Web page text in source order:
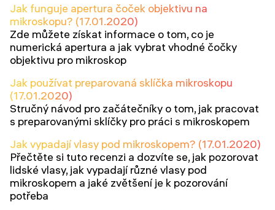
Jak funguje apertura čoček objektivu na
mikroskopu? (17.01.2020)
Zde můžete získat informace o tom, co je
numerická apertura a jak vybrat vhodné čočky
objektivu pro mikroskop
Jak používat preparovaná sklíčka mikroskopu
(17.01.2020)
Stručný návod pro začátečníky o tom, jak pracovat
s preparovanými sklíčky pro práci s mikroskopem
Jak vypadají vlasy pod mikroskopem? (17.01.2020)
Přečtěte si tuto recenzi a dozvíte se, jak pozorovat
lidské vlasy, jak vypadají různé vlasy pod
mikroskopem a jaké zvětšení je k pozorování
potřeba